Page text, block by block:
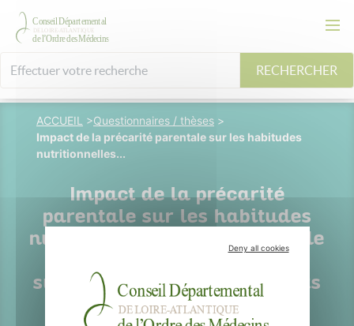
RECHERCHER
ACCUEIL >Questionnaires / thèses >
Impact de la précarité parentale sur les habitudes
nutritionnelles...
Impact de la précarité
parentale sur les habitudes
nutritionnelles des enfants de
surpoids ou d’obésité vivants
en Pays de la Loire
Deny all cookies